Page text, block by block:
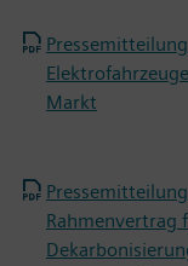
Markt
Rahmenvertrag